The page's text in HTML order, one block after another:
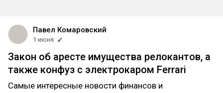
Павел Комаровский
1 июня
Закон об аресте имущества релокантов, а
также конфуз с электрокаром Ferrari
Самые интересные новости финансов и